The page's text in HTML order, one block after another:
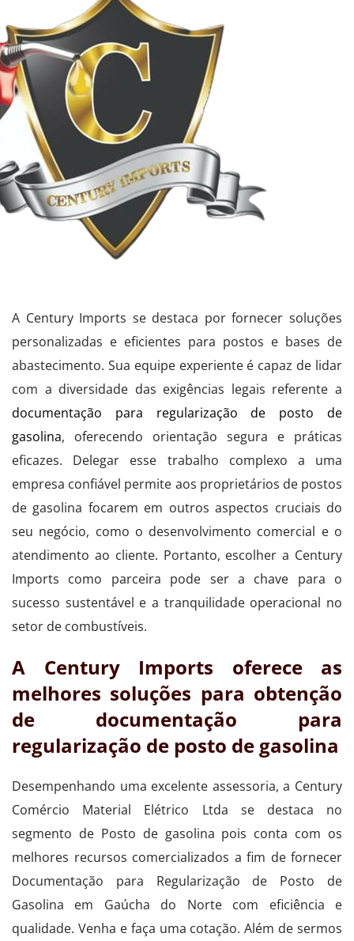
A Century Imports se destaca por fornecer soluções
personalizadas e eficientes para postos e bases de
abastecimento. Sua equipe experiente é capaz de lidar
com a diversidade das exigências legais referente a
documentação para regularização de posto de
gasolina, oferecendo orientação segura e práticas
eficazes. Delegar esse trabalho complexo a uma
empresa confiável permite aos proprietários de postos
de gasolina focarem em outros aspectos cruciais do
seu negócio, como o desenvolvimento comercial e o
atendimento ao cliente. Portanto, escolher a Century
Imports como parceira pode ser a chave para o
sucesso sustentável e a tranquilidade operacional no
setor de combustíveis.
A Century Imports oferece as
melhores soluções para obtenção
de documentação para
regularização de posto de gasolina
Desempenhando uma excelente assessoria, a Century
Comércio Material Elétrico Ltda se destaca no
segmento de Posto de gasolina pois conta com os
melhores recursos comercializados a fim de fornecer
Documentação para Regularização de Posto de
Gasolina em Gaúcha do Norte com eficiência e
qualidade. Venha e faça uma cotação. Além de sermos